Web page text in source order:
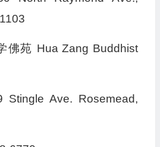
佛苑 Hua Zang Buddhist
Ave. Rosemead,